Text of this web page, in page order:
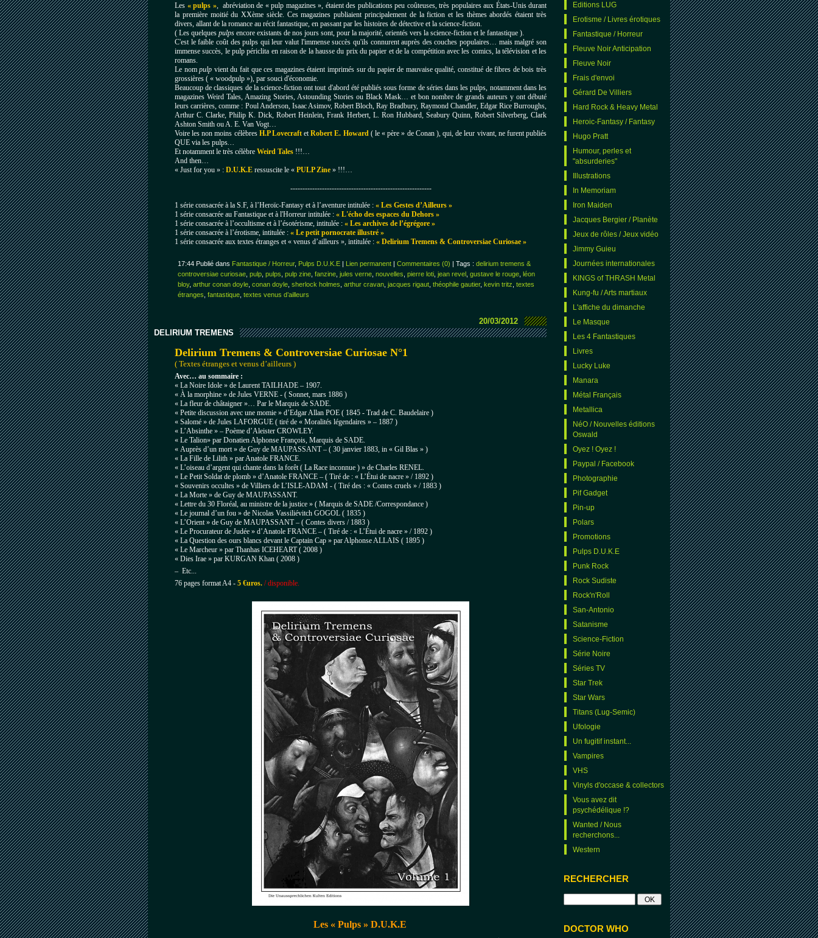
Editions LUG
Erotisme / Livres érotiques
Fantastique / Horreur
Fleuve Noir Anticipation
Fleuve Noir
Frais d'envoi
Gérard De Villiers
Hard Rock & Heavy Metal
Heroic-Fantasy / Fantasy
Hugo Pratt
Humour, perles et
"absurderies"
Illustrations
In Memoriam
Iron Maiden
Jacques Bergier / Planète
Jeux de rôles / Jeux vidéo
Jimmy Guieu
Journées internationales
KINGS of THRASH Metal
Kung-fu / Arts martiaux
L'affiche du dimanche
Le Masque
Les 4 Fantastiques
Livres
Lucky Luke
Manara
Métal Français
Metallica
NéO / Nouvelles éditions
Oswald
Oyez ! Oyez !
Paypal / Facebook
Photographie
Pif Gadget
Pin-up
Polars
Promotions
Pulps D.U.K.E
Punk Rock
Rock Sudiste
Rock'n'Roll
San-Antonio
Satanisme
Science-Fiction
Série Noire
Séries TV
Star Trek
Star Wars
Titans (Lug-Semic)
Ufologie
Un fugitif instant...
Vampires
VHS
Vinyls d'occase & collectors
Vous avez dit
psychédélique !?
Wanted / Nous
recherchons...
Western
RECHERCHER
DOCTOR WHO
Les « pulps », abréviation de « pulp magazines », étaient des publications peu coûteuses, très populaires aux États-Unis durant
la première moitié duXXème siècle. Ces magazines publiaient principalement de la fiction et les thèmes abordés étaient très
divers, allant de la romance au récit fantastique, en passant par les histoires de détective et la science-fiction.
( Les quelques pulps encore existants de nos jours sont, pour la majorité, orientés vers la science-fiction et le fantastique ).
C'est le faible coût des pulps qui leur valut l'immense succès qu'ils connurent auprès des couches populaires… mais malgré son
immense succès, le pulp périclita en raison de la hausse du prix du papier et de la compétition avec les comics, la télévision et les
romans.
Le nompulp vient du fait que ces magazines étaient imprimés sur du papier de mauvaise qualité, constitué de fibres de bois très
grossières ( « woodpulp »), par souci d'économie.
Beaucoup de classiques de la science-fiction ont tout d'abord été publiés sous forme de séries dans les pulps, notamment dans les
magazines Weird Tales, Amazing Stories, Astounding Stories ou Black Mask… et bon nombre de grands auteurs y ont débuté
leurs carrières, comme : Poul Anderson, Isaac Asimov, Robert Bloch, Ray Bradbury, Raymond Chandler, Edgar Rice Burroughs,
Arthur C. Clarke, Philip K. Dick, Robert Heinlein, Frank Herbert, L. Ron Hubbard, Seabury Quinn, Robert Silverberg, Clark
Ashton Smith ou A. E. Van Vogt…
Voire les non moins célèbres H.P LovecraftetRobert E. Howard ( le « père » de Conan ), qui, de leur vivant, ne furent publiés
QUE via les pulps
Et notamment le très célèbre Weird Tales !!!…
And then…
« Just for you » : D.U.K.E ressuscite le « PULP Zine » !!!…
----------------------------------------------------------
1 série consacrée à la S.F, à l’Heroïc-Fantasy et à l’aventure intitulée : « Les Gestes d’Ailleurs »
1 série consacrée au Fantastique et à l'Horreur intitulée : « L'écho des espaces du Dehors »
1 série consacrée à l’occultisme et à l’ésotérisme, intitulée : « Les archives de l’égrégore »
1 série consacrée à l’érotisme, intitulée : « Le petit pornocrate illustré »
1 série consacrée aux textes étranges et « venus d’ailleurs », intitulée : « Delirium Tremens & Controversiae Curiosae »
17:44 Publié dans Fantastique / Horreur, Pulps D.U.K.E | Lien permanent | Commentaires (0) | Tags : delirium tremens &
controversiae curiosae pulp pulps pulp zine fanzine jules verne nouvelles pierre loti jean revel gustave le rouge léon
bloy, arthur conan doyle conan doyle sherlock holmes arthur cravan jacques rigaut théophile gautier, kevin tritz textes
étranges fantastique textes venus d’ailleurs
20/03/2012
DELIRIUM TREMENS
Delirium Tremens & Controversiae Curiosae N°1
( Textes étranges et venus d’ailleurs )
Avec… au sommaire :
« La Noire Idole » de Laurent TAILHADE – 1907.
« À la morphine » de Jules VERNE - ( Sonnet, mars 1886 )
« La fleur de châtaigner »… Par le Marquis de SADE.
« Petite discussion avec une momie » d’Edgar Allan POE ( 1845 - Trad de C. Baudelaire )
« Salomé » de Jules LAFORGUE ( tiré de « Moralités légendaires » – 1887 )
« L’Absinthe » – Poème d’Aleister CROWLEY.
« Le Talion» par Donatien Alphonse François, Marquis de SADE.
« Auprès d’un mort » de Guy de MAUPASSANT – ( 30 janvier 1883, in « Gil Blas » )
« La Fille de Lilith » par Anatole FRANCE.
« L’oiseau d’argent qui chante dans la forêt ( La Race inconnue ) » de Charles RENEL.
« Le Petit Soldat de plomb » d’Anatole FRANCE – ( Tiré de : « L’Étui de nacre » / 1892 )
« Souvenirs occultes » de Villiers de L’ISLE-ADAM - ( Tiré des : « Contes cruels » / 1883 )
« La Morte » de Guy de MAUPASSANT.
« Lettre du 30 Floréal, au ministre de la justice » ( Marquis de SADE /Correspondance )
« Le journal d’un fou » de Nicolas Vassiliévitch GOGOL ( 1835 )
« L’Orient » de Guy de MAUPASSANT – ( Contes divers / 1883 )
« Le Procurateur de Judée » d’Anatole FRANCE – ( Tiré de : « L’Étui de nacre » / 1892 )
« La Question des ours blancs devant le Captain Cap » par Alphonse ALLAIS ( 1895 )
« Le Marcheur » par Thanhas ICEHEART ( 2008 )
« Dies Irae » par KURGAN Khan ( 2008 )
– Etc...
76 pages format A4 - 5 €uros. / disponible.
Les « Pulps » D.U.K.E